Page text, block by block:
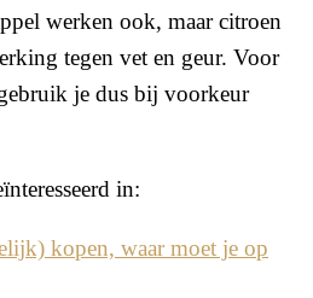
werken ook, maar citroen
tegen vet en geur. Voor
je dus bij voorkeur
in:
kopen, waar moet je op